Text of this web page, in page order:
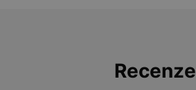
Recenze